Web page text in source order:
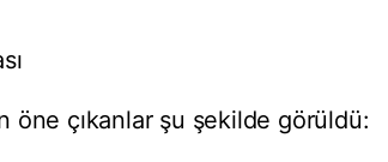
öne çıkanlar şu şekilde görüldü: